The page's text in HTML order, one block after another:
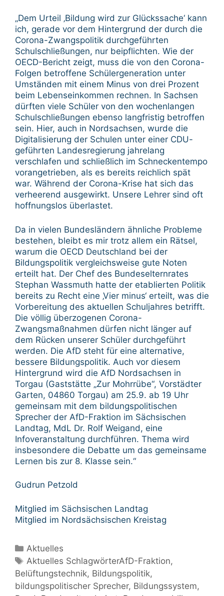
„Dem Urteil ‚Bildung wird zur Glückssache‘ kann
ich, gerade vor dem Hintergrund der durch die
Corona-Zwangspolitik durchgeführten
Schulschließungen, nur beipflichten. Wie der
OECD-Bericht zeigt, muss die von den Corona-
Folgen betroffene Schülergeneration unter
Umständen mit einem Minus von drei Prozent
beim Lebenseinkommen rechnen. In Sachsen
dürften viele Schüler von den wochenlangen
Schulschließungen ebenso langfristig betroffen
sein. Hier, auch in Nordsachsen, wurde die
Digitalisierung der Schulen unter einer CDU-
geführten Landesregierung jahrelang
verschlafen und schließlich im Schneckentempo
vorangetrieben, als es bereits reichlich spät
war. Während der Corona-Krise hat sich das
verheerend ausgewirkt. Unsere Lehrer sind oft
hoffnungslos überlastet.
Da in vielen Bundesländern ähnliche Probleme
bestehen, bleibt es mir trotz allem ein Rätsel,
warum die OECD Deutschland bei der
Bildungspolitik vergleichsweise gute Noten
erteilt hat. Der Chef des Bundeselternrates
Stephan Wassmuth hatte der etablierten Politik
bereits zu Recht eine ‚Vier minus‘ erteilt, was die
Vorbereitung des aktuellen Schuljahres betrifft.
Die völlig überzogenen Corona-
Zwangsmaßnahmen dürfen nicht länger auf
dem Rücken unserer Schüler durchgeführt
werden. Die AfD steht für eine alternative,
bessere Bildungspolitik. Auch vor diesem
Hintergrund wird die AfD Nordsachsen in
Torgau (Gaststätte „Zur Mohrrübe“, Vorstädter
Garten, 04860 Torgau) am 25.9. ab 19 Uhr
gemeinsam mit dem bildungspolitischen
Sprecher der AfD-Fraktion im Sächsischen
Landtag, MdL Dr. Rolf Weigand, eine
Infoveranstaltung durchführen. Thema wird
insbesondere die Debatte um das gemeinsame
Lernen bis zur 8. Klasse sein.“
Gudrun Petzold
Mitglied im Sächsischen Landtag
Mitglied im Nordsächsischen Kreistag
Kategorien
Aktuelles
Schlagwörter
Aktuelles SchlagwörterAfD-Fraktion,
Belüftungstechnik, Bildungspolitik,
bildungspolitischer Sprecher, Bildungssystem,